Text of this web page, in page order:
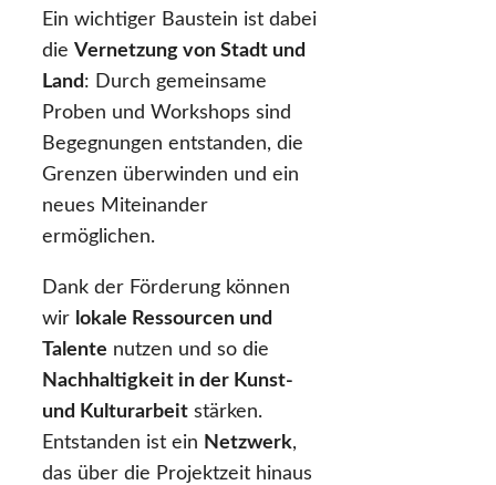
Ein wichtiger Baustein ist dabei
die Vernetzung von Stadt und
Land: Durch gemeinsame
Proben und Workshops sind
Begegnungen entstanden, die
Grenzen überwinden und ein
neues Miteinander
ermöglichen.
Dank der Förderung können
wir lokale Ressourcen und
Talente nutzen und so die
Nachhaltigkeit in der Kunst-
und Kulturarbeit stärken.
Entstanden ist ein Netzwerk,
das über die Projektzeit hinaus